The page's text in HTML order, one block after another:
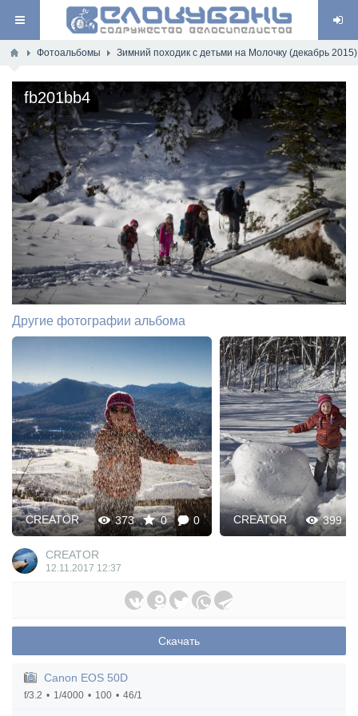
Фотоальбомы Зимний походик с детьми на Молочку (декабрь 2015)
fb201bb4
Другие фотографии альбома
373 0 0
CREATOR 399
CREATOR
CREATOR
12.11.2017 12:37
Скачать
Canon EOS 50D
f/3.2 1/4000 100 46/1